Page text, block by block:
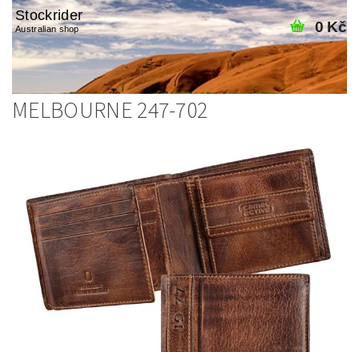
Stockrider
Australian shop 0 Kč
MELBOURNE 247-702